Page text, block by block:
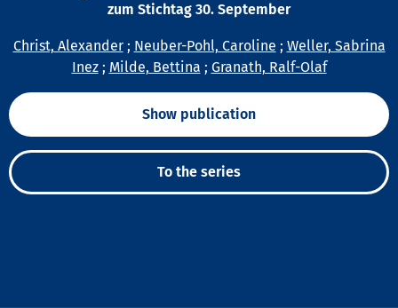
zum Stichtag 30. September
Christ, Alexander; Neuber-Pohl, Caroline ; Weller, Sabrina
Inez; Milde, Bettina ; Granath, Ralf-Olaf
Show publication
To the series